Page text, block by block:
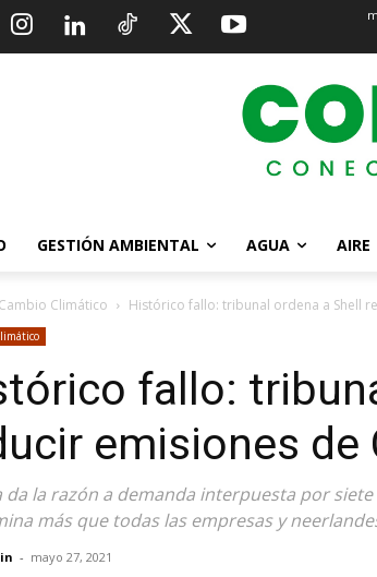
GESTIÓN AMBIENTAL AGUA AIRE
Cambio Climático Histórico fallo: tribunal ordena a Shell
fallo:
emisiones de
da la razón a demanda interpuesta por
más que todas las empresas y
- mayo 27, 2021